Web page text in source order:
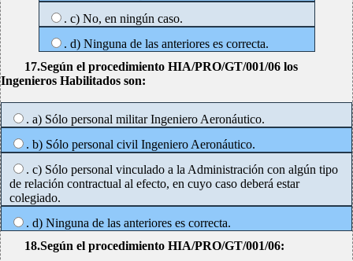
. c) No, en ningún caso.
. d) Ninguna de las anteriores es correcta.
17.Según el procedimiento HIA/PRO/GT/001/06 los
Ingenieros Habilitados son:
. a) Sólo personal militar Ingeniero Aeronáutico.
. b) Sólo personal civil Ingeniero Aeronáutico.
. c) Sólo personal vinculado a la Administración con algún tipo
de relación contractual al efecto, en cuyo caso deberá estar
colegiado.
. d) Ninguna de las anteriores es correcta.
18.Según el procedimiento HIA/PRO/GT/001/06: